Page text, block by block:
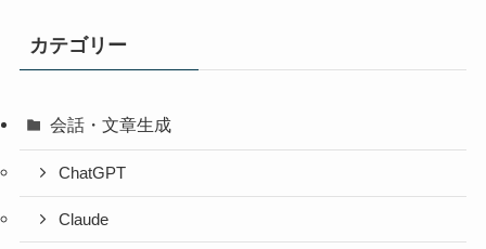
カテゴリー
会話・文章生成
ChatGPT
Claude